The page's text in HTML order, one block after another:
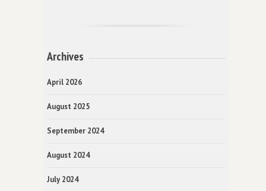
Archives
April 2026
August 2025
September 2024
August 2024
July 2024